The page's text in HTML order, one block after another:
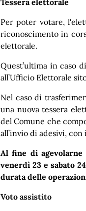
Tessera elettorale
Per poter votare,
riconoscimento in
elettorale.
Quest’ultima in caso
all’Ufficio Elettorale
Nel caso di
una nuova tessera
del Comune che
all’invio di adesivi,
Al fine di
venerdì 23 e sabato
durata delle
Voto assistito